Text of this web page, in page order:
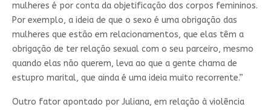
mulheres é por conta da objetificação dos corpos femininos.
Por exemplo, a ideia de que o sexo é uma obrigação das
mulheres que estão em relacionamentos, que elas têm a
obrigação de ter relação sexual com o seu parceiro, mesmo
quando elas não querem, leva ao que a gente chama de
estupro marital, que ainda é uma ideia muito recorrente.”
Outro fator apontado por Juliana, em relação à violência